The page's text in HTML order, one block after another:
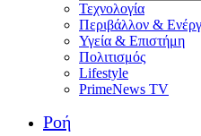
Τεχνολογία
Περιβάλλον &
Υγεία & Επιστήμη
Πολιτισμός
Lifestyle
PrimeNews TV
Ροή